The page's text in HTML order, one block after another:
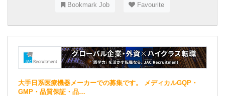
Bookmark Job Favourite
大手日系医療機器メーカーでの募集です。 メディカルGQP・
GMP・品質保証・品…